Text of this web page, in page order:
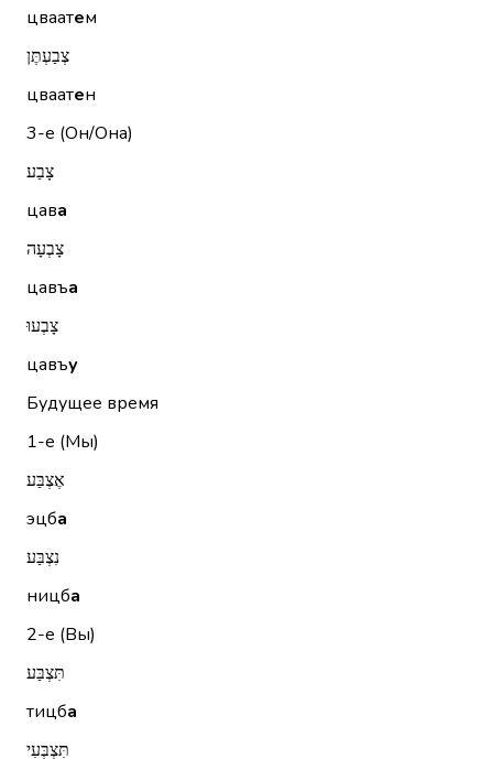
цваатем
צְבַעְתֶּן
цваатен
3-е (Он/Она)
צָבַע
цава
צָבְעָה
цавъа
צָבְעוּ
цавъу
Будущее время
1-е (Мы)
אֶצְבַּע
эцба
נִצְבַּע
ницба
2-е (Вы)
תִּצְבַּע
тицба
תִּצְבְּעִי